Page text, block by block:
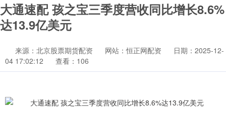
大通速配 孩之宝三季度营收同比增长8.6%
达13.9亿美元
来源：北京股票期货配资 网站：恒正网配资
日期：2025-12-
04 17:02:12
查看：106